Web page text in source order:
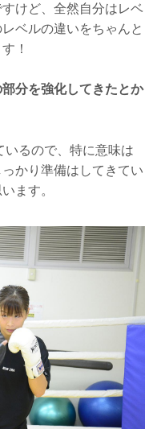
けど、全然自分はレベ
ベルの違いをちゃんと
！
分を強化してきたとか
るので、特に意味は
かり準備はしてきてい
ます。